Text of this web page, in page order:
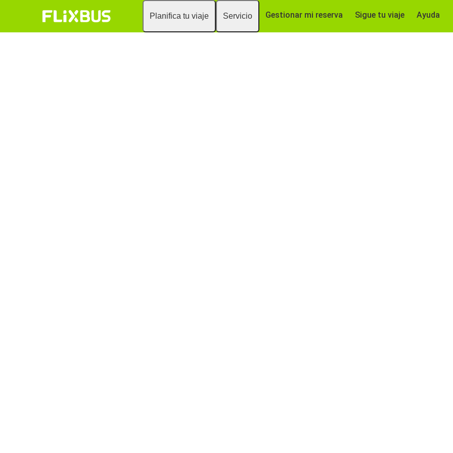
Planifica tu viaje Servicio Gestionar mi reserva Sigue tu viaje Ayuda